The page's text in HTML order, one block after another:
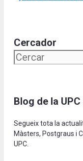
Cercador
Blog de la
Segueix tota la
Màsters, Postgraus i
UPC.